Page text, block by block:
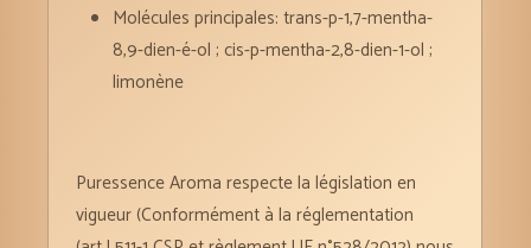
Molécules principales: trans-p-1,7-mentha-
8,9-dien-é-ol ; cis-p-mentha-2,8-dien-1-ol ;
limonène
Puressence Aroma respecte la législation en
vigueur (Conformément à la réglementation